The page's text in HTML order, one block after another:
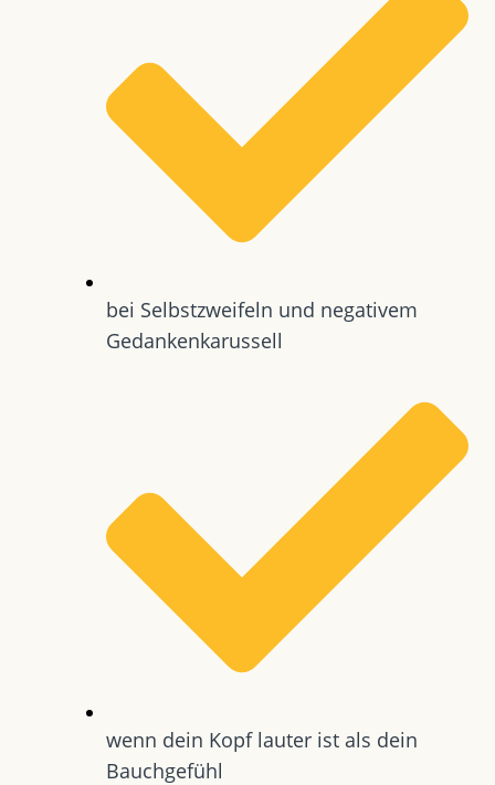
bei Selbstzweifeln und negativem
Gedankenkarussell
wenn dein Kopf lauter ist als dein
Bauchgefühl